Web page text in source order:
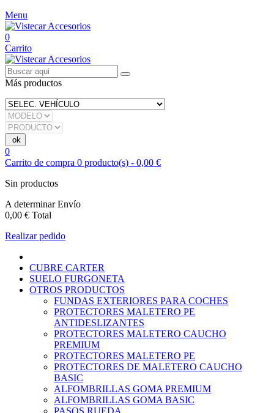
Menu
0
Carrito
Más productos
0
Carrito de compra 0 producto(s) - 0,00 €
Sin productos
A determinarEnvío
0,00 € Total
Realizar pedido
CUBRE CARTER
SUELO FURGONETA
OTROS PRODUCTOS
FUNDAS EXTERIORES PARA COCHES
PROTECTORES MALETERO PE
ANTIDESLIZANTES
PROTECTORES MALETERO CAUCHO
PREMIUM
PROTECTORES MALETERO PE
PROTECTORES DE MALETERO CAUCHO
BASIC
ALFOMBRILLAS GOMA PREMIUM
ALFOMBRILLAS GOMA BASIC
PASOS RUEDA